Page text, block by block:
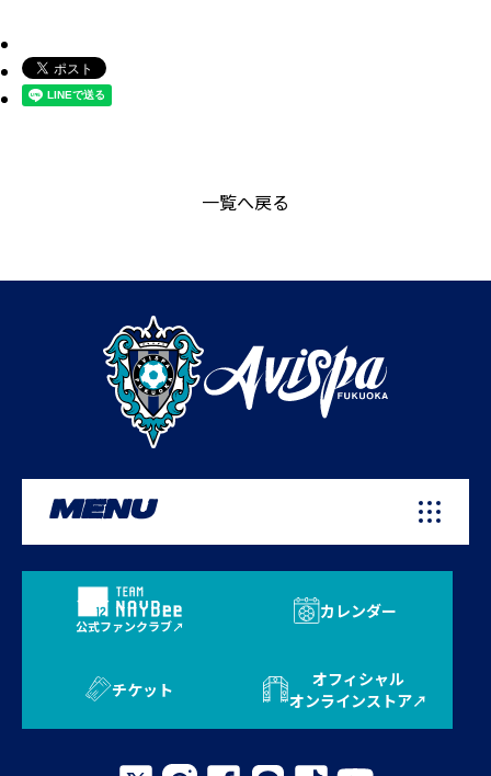
一覧へ戻る
MENU
公式ファンクラブ
カレンダー
チケット
オフィシャル
オンラインストア